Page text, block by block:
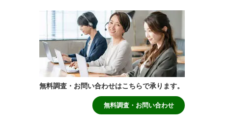
無料調査・お問い合わせはこちらで承ります。
無料調査・お問い合わせ